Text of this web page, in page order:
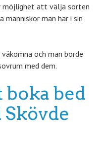
möjlighet att välja sorten
människor man har i sin
och man borde
med dem.
boka bed
Skövde